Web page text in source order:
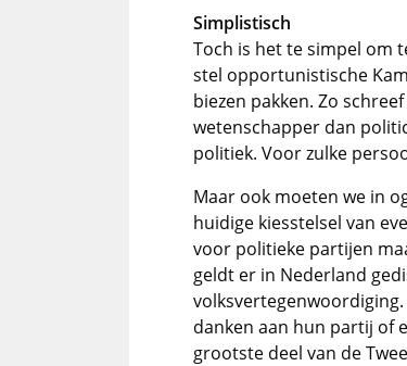
Simplistisch
Toch is het te simpel om
stel opportunistische
biezen pakken. Zo
wetenschapper dan
politiek. Voor zulke
Maar ook moeten we in
huidige kiesstelsel van
voor politieke partijen
geldt er in Nederland
danken aan hun partij of
grootste deel van de